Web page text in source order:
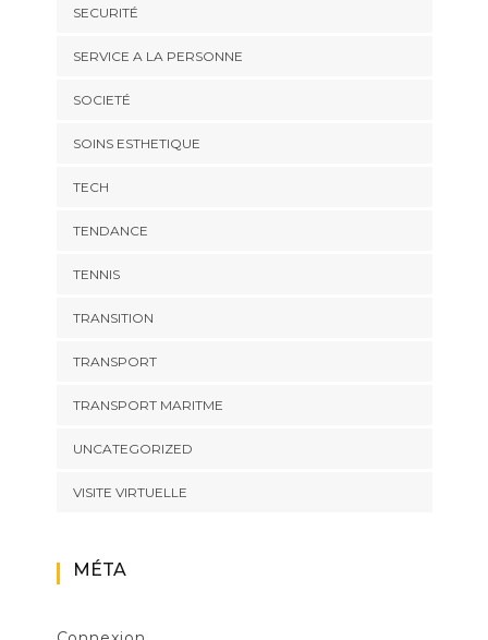
SECURITÉ
SERVICE A LA PERSONNE
SOCIETÉ
SOINS ESTHETIQUE
TECH
TENDANCE
TENNIS
TRANSITION
TRANSPORT
TRANSPORT MARITME
UNCATEGORIZED
VISITE VIRTUELLE
MÉTA